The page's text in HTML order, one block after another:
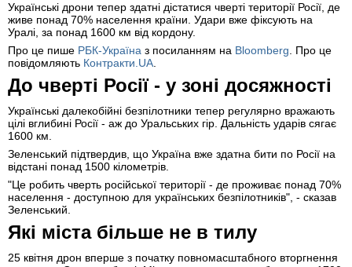
Українські дрони тепер здатні дістатися чверті території Росії, де
живе понад 70% населення країни. Удари вже фіксують на
Уралі, за понад 1600 км від кордону.
Про це пише РБК-Україна з посиланням на Bloomberg . Про це
повідомляють Контракти.UA
До чверті Росії - у зоні досяжності
Українські далекобійні безпілотники тепер регулярно вражають
цілі вглибині Росії - аж до Уральських гір. Дальність ударів сягає
1600 км.
Зеленський підтвердив, що Україна вже здатна бити по Росії на
відстані понад 1500 кілометрів.
"Це робить чверть російської території - де проживає понад 70%
населення - доступною для українських безпілотників", - сказав
Зеленський.
Які міста більше не в тилу
25 квітня дрон вперше з початку повномасштабного вторгнення